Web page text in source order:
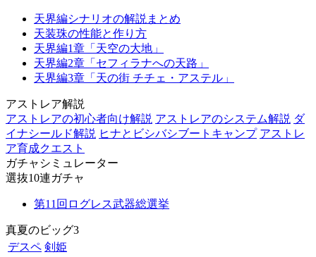
天界編シナリオの解説まとめ
天装珠の性能と作り方
天界編1章「天空の大地」
天界編2章「セフィラナへの天路」
天界編3章「天の街 チチェ・アステル」
アストレア解説
アストレアの初心者向け解説 アストレアのシステム解説 ダ
イナシールド解説 ヒナとビシバシブートキャンプ アストレ
ア育成クエスト
ガチャシミュレーター
選抜10連ガチャ
第11回ログレス武器総選挙
真夏のビッグ3
デスペ 剣姫